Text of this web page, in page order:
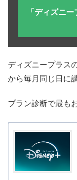
「ディズニ
ディズニープラス
から毎月同じ日に
プラン診断で最も